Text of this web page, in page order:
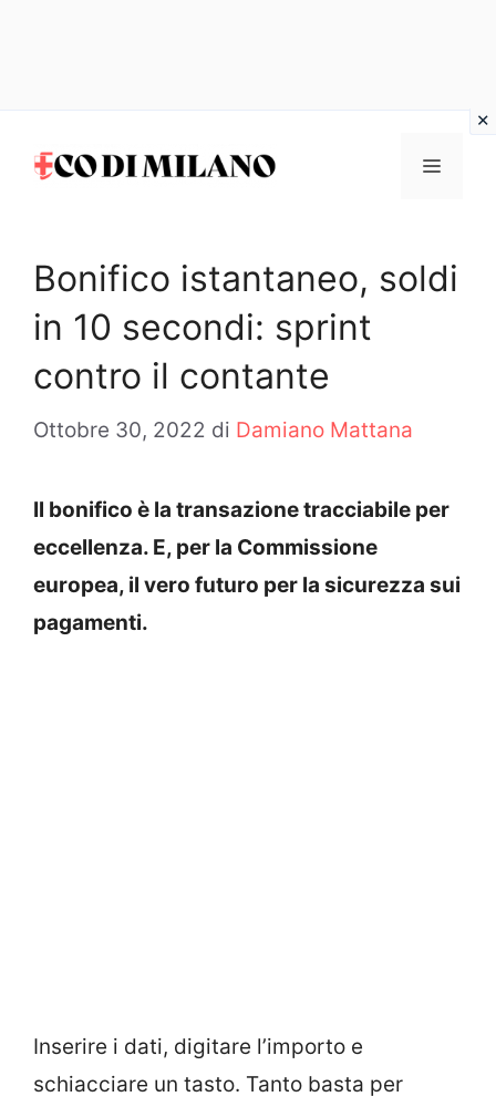
MENU
Bonifico istantaneo, soldi
in 10 secondi: sprint
contro il contante
Ottobre 30, 2022 di Damiano Mattana
Il bonifico è la transazione tracciabile per
eccellenza. E, per la Commissione
europea, il vero futuro per la sicurezza sui
pagamenti.
Inserire i dati, digitare l’importo e
schiacciare un tasto. Tanto basta per